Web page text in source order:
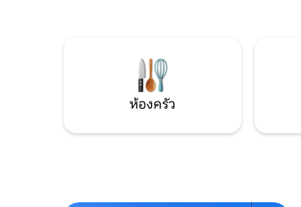
Ardelaine หมู่บ้านที่มีเอกลักษณ์ใน
Ardèche และการเดินป่าและการออกไป
เที่ยวชมธรรมชาติหลายครั้ง
ห้องครัว